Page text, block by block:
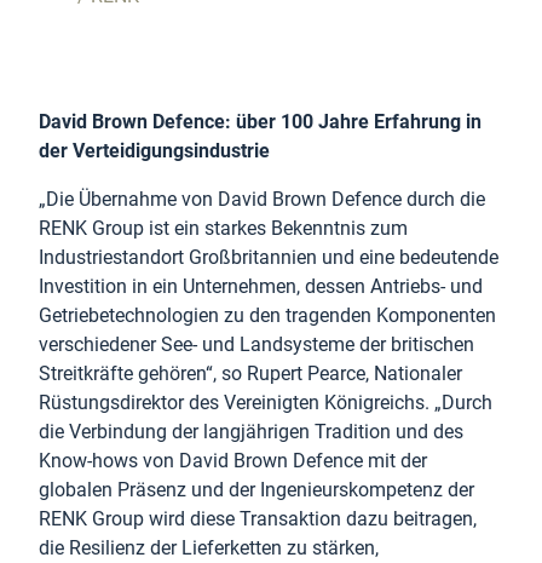
David Brown Defence: über 100 Jahre Erfahrung in
der Verteidigungsindustrie
„Die Übernahme von David Brown Defence durch die
RENK Group ist ein starkes Bekenntnis zum
Industriestandort Großbritannien und eine bedeutende
Investition in ein Unternehmen, dessen Antriebs- und
Getriebetechnologien zu den tragenden Komponenten
verschiedener See- und Landsysteme der britischen
Streitkräfte gehören“, so Rupert Pearce, Nationaler
Rüstungsdirektor des Vereinigten Königreichs. „Durch
die Verbindung der langjährigen Tradition und des
Know-hows von David Brown Defence mit der
globalen Präsenz und der Ingenieurskompetenz der
RENK Group wird diese Transaktion dazu beitragen,
die Resilienz der Lieferketten zu stärken,